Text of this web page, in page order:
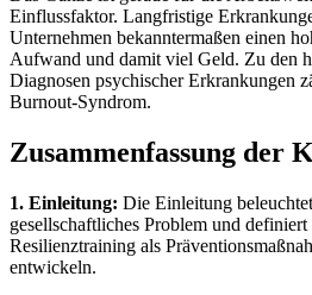
Einflussfaktor. Langfristige
Unternehmen bekanntermaßen einen
Aufwand und damit viel Geld. Zu den
Diagnosen psychischer Erkrankungen
Burnout-Syndrom.
Zusammenfassung der
1. Einleitung: Die Einleitung
gesellschaftliches Problem und
Resilienztraining als
entwickeln.